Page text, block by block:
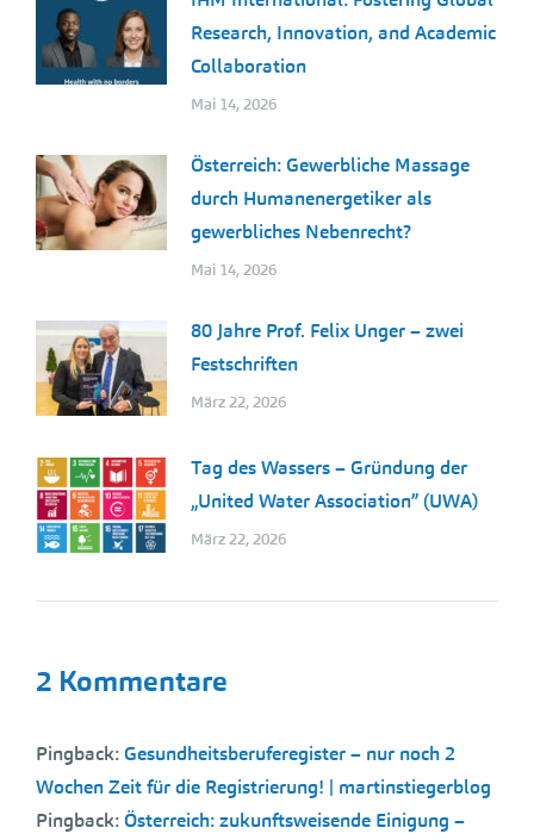
Research, Innovation, and Academic
Collaboration
Mai 14, 2026
Österreich: Gewerbliche Massage
durch Humanenergetiker als
gewerbliches Nebenrecht?
Mai 14, 2026
80 Jahre Prof. Felix Unger – zwei
Festschriften
März 22, 2026
Tag des Wassers – Gründung der
„United Water Association” (UWA)
März 22, 2026
2 Kommentare
Pingback:Gesundheitsberuferegister – nur noch 2
Wochen Zeit für die Registrierung! | martinstiegerblog
Pingback:Österreich: zukunftsweisende Einigung –